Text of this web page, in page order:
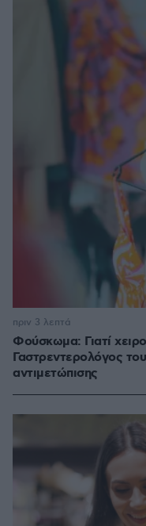
Φούσκωμα: Γιατί
Γαστρεντερολόγος
αντιμετώπισης
πριν 3 λεπτά